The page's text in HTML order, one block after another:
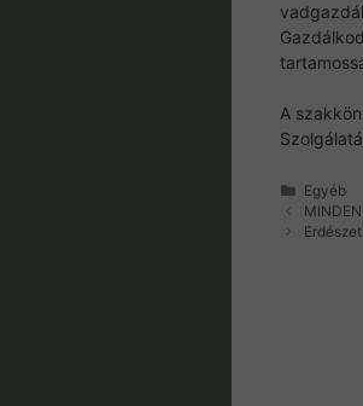
A
Kategória
Egyéb